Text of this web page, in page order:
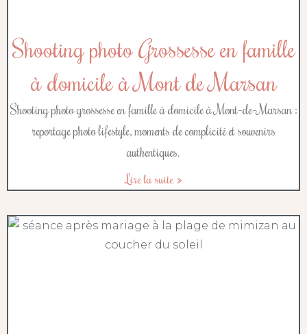
Shooting photo Grossesse en famille
à domicile à Mont de Marsan
Shooting photo grossesse en famille à domicile à Mont-de-Marsan :
reportage photo lifestyle, moments de complicité et souvenirs
authentiques.
Lire la suite »